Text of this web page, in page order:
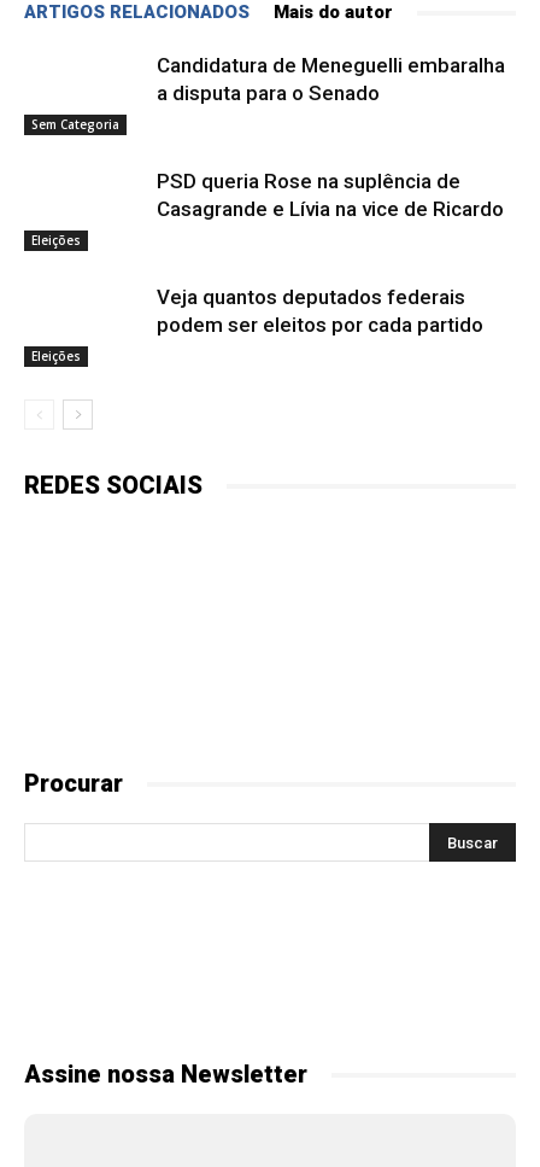
ARTIGOS RELACIONADOS Mais do autor
Sem Categoria
Candidatura de Meneguelli embaralha
a disputa para o Senado
Eleições
PSD queria Rose na suplência de
Casagrande e Lívia na vice de Ricardo
Eleições
Veja quantos deputados federais
podem ser eleitos por cada partido
REDES SOCIAIS
Procurar
Assine nossa Newsletter